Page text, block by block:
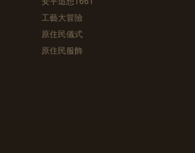
工藝大冒險
原住民儀式
原住民服飾